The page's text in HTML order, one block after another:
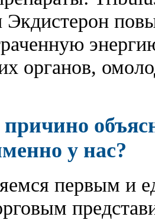
Экдистерон
органов,
причино
у нас?
первым и